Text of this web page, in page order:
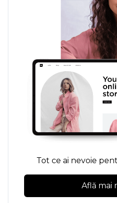
Tot ce ai nevoie
Află mai